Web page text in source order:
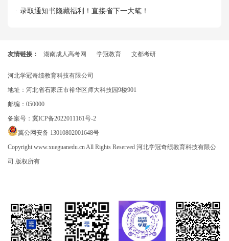
· 录取通知书隐藏福利！直接省下一大笔！
友情链接： 湖南成人高考网 学冠教育 文都考研
河北学冠奇绩教育科技有限公司
地址：河北省石家庄市裕华区师大科技园9楼901
邮编：050000
备案号： 冀ICP备2022011161号-2
冀公网安备 13010802001648号
Copyright www.xueguanedu.cn All Rights Reserved 河北学冠奇绩教育科技有限公
司 版权所有